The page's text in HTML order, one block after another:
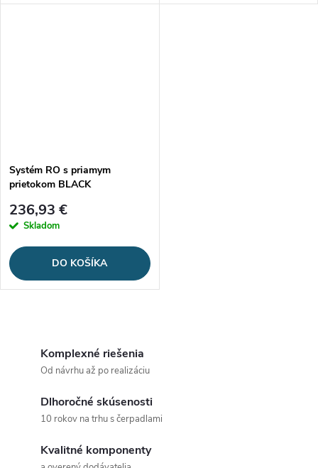
Systém RO s priamym
prietokom BLACK
236,93 €
Skladom
DO KOŠÍKA
Komplexné riešenia
Od návrhu až po realizáciu
Dlhoročné skúsenosti
10 rokov na trhu s čerpadlami
Kvalitné komponenty